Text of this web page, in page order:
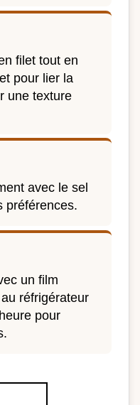
filet tout en
pour lier la
une texture
avec le sel
préférences.
un film
réfrigérateur
pour